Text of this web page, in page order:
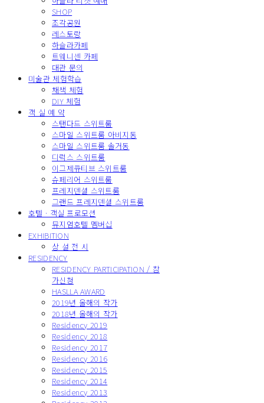
SHOP
조각공원
레스토랑
하슬라카페
트웨니센 카페
대관 문의
미술관 체험학습
채색 체험
DIY 체험
객 실 예 약
스탠다드 스위트룸
스마일 스위트룸 아비지동
스마일 스위트룸 솔거동
디럭스 스위트룸
이그제큐티브 스위트룸
슈페리어 스위트룸
프레지덴셜 스위트룸
그랜드 프레지덴셜 스위트룸
호텔 · 객실 프로모션
뮤지엄호텔 멤버십
EXHIBITION
상 설 전 시
RESIDENCY
RESIDENCY PARTICIPATION / 참
가신청
HASLLA AWARD
2019년 올해의 작가
2018년 올해의 작가
Residency 2019
Residency 2018
Residency 2017
Residency 2016
Residency 2015
Residency 2014
Residency 2013